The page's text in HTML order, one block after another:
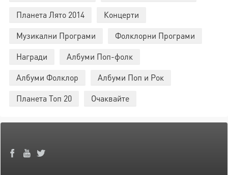
Планета Лято 2014
Концерти
Музикални Програми
Фолклорни Програми
Награди
Албуми Поп-фолк
Албуми Фолклор
Албуми Поп и Рок
Планета Топ 20
Очаквайте